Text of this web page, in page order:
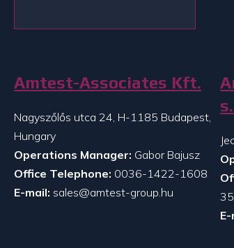
Amtest-Associates Kft.
Nagyszőlős utca 24, H-1185 Budapest,
Hungary
Operations Manager: Gabor Bajusz
Office Telephone: 0036-1422-1608
E-mail: sales@amtest-group.hu